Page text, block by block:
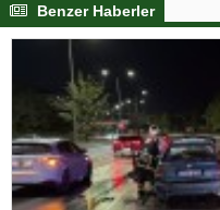
Benzer Haberler